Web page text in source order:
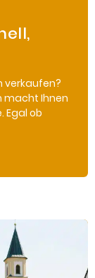
verkaufen?
macht Ihnen
Egal ob